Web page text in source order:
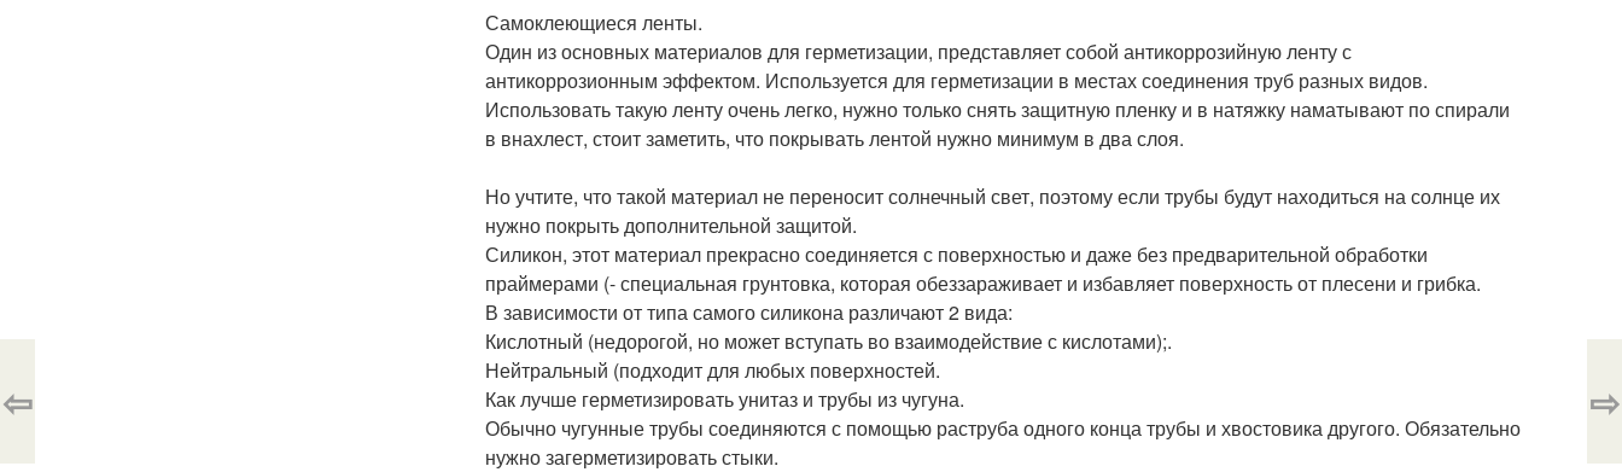
Самоклеющиеся ленты.
Один из основных материалов для герметизации, представляет собой антикоррозийную ленту с
антикоррозионным эффектом. Используется для герметизации в местах соединения труб разных видов.
Использовать такую ленту очень легко, нужно только снять защитную пленку и в натяжку наматывают по спирали
в внахлест, стоит заметить, что покрывать лентой нужно минимум в два слоя.
Но учтите, что такой материал не переносит солнечный свет, поэтому если трубы будут находиться на солнце их
нужно покрыть дополнительной защитой.
Силикон, этот материал прекрасно соединяется с поверхностью и даже без предварительной обработки
праймерами (- специальная грунтовка, которая обеззараживает и избавляет поверхность от плесени и грибка.
В зависимости от типа самого силикона различают 2 вида:
Кислотный (недорогой, но может вступать во взаимодействие с кислотами);.
Нейтральный (подходит для любых поверхностей.
Как лучше герметизировать унитаз и трубы из чугуна.
Обычно чугунные трубы соединяются с помощью раструба одного конца трубы и хвостовика другого. Обязательно
нужно загерметизировать стыки.
⇦ ⇨